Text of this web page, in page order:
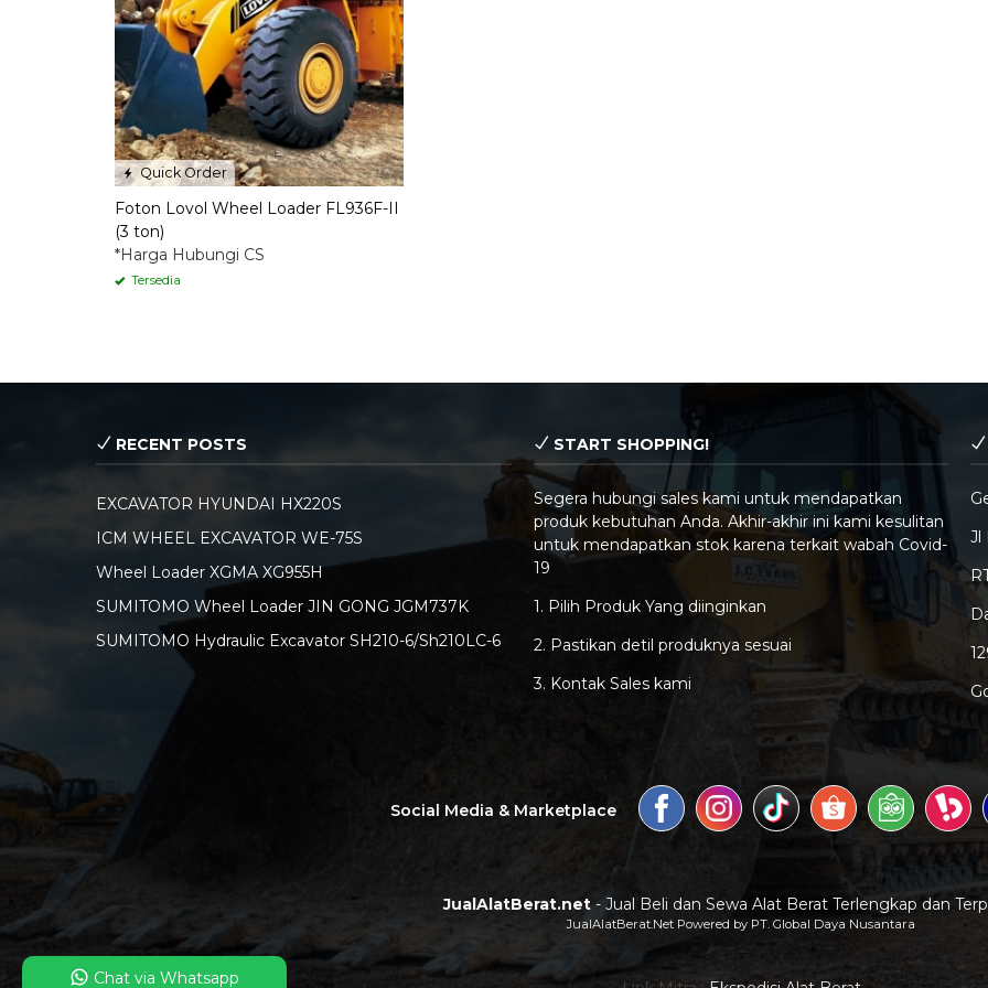
Quick Order
Foton Lovol Wheel Loader FL936F-II
(3 ton)
*Harga Hubungi CS
Tersedia
RECENT POSTS
EXCAVATOR HYUNDAI HX220S
ICM WHEEL EXCAVATOR WE-75S
Wheel Loader XGMA XG955H
SUMITOMO Wheel Loader JIN GONG JGM737K
SUMITOMO Hydraulic Excavator SH210-6/Sh210LC-6
START SHOPPING!
Segera hubungi sales kami untuk mendapatkan
produk kebutuhan Anda. Akhir-akhir ini kami kesulitan
untuk mendapatkan stok karena terkait wabah Covid-
19
1. Pilih Produk Yang diinginkan
2. Pastikan detil produknya sesuai
3. Kontak Sales kami
Jl
Social Media & Marketplace
JualAlatBerat.net - Jual Beli dan Sewa Alat Berat Terlengkap dan
JualAlatBerat.Net Powered by PT. Global Daya Nusantara
Chat via Whatsapp